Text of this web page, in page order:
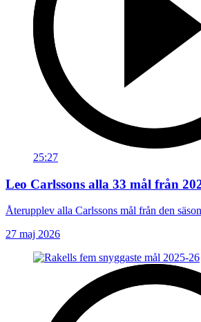
25:27
Leo Carlssons alla 33 mål från
Återupplev alla Carlssons mål från den
27 maj 2026